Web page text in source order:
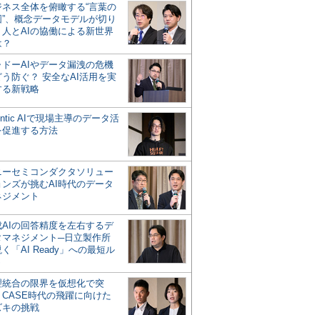
ネス全体を俯瞰する“言葉の
、概念データモデルが切り
人とAIの協働による新世界
ドーAIやデータ漏洩の危機
う防ぐ？ 安全なAI活用を実
る新戦略
AIで現場主導のデータ活
促進する方法
ーセミコンダクタソリュー
ンズが挑むAI時代のデータ
ジメント
AIの回答精度を左右するデ
マネジメント─日立製作所
く「AI Ready」への最短ル
統合の限界を仮想化で突
CASE時代の飛躍に向けた
キの挑戦